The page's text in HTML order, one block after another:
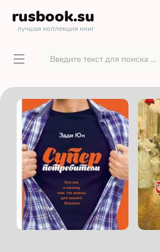
rusbook.su
лучшая коллекция книг